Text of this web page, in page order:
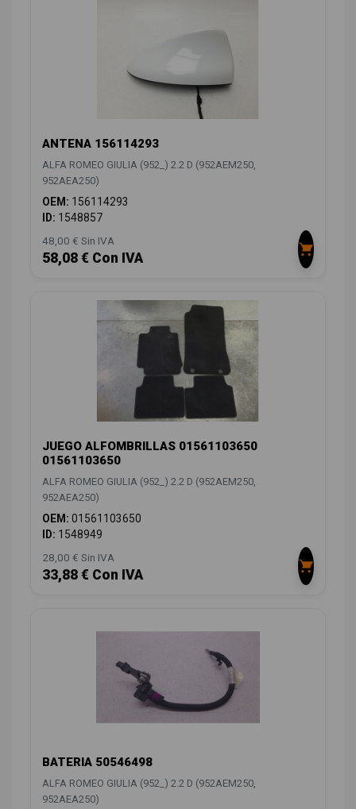
ANTENA 156114293
ALFA ROMEO GIULIA (952_) 2.2 D (952AEM250,
952AEA250)
OEM: 156114293
ID: 1548857
48,00 € Sin IVA
58,08 € Con IVA
JUEGO ALFOMBRILLAS 01561103650
01561103650
ALFA ROMEO GIULIA (952_) 2.2 D (952AEM250,
952AEA250)
OEM: 01561103650
ID: 1548949
28,00 € Sin IVA
33,88 € Con IVA
BATERIA 50546498
ALFA ROMEO GIULIA (952_) 2.2 D (952AEM250,
952AEA250)